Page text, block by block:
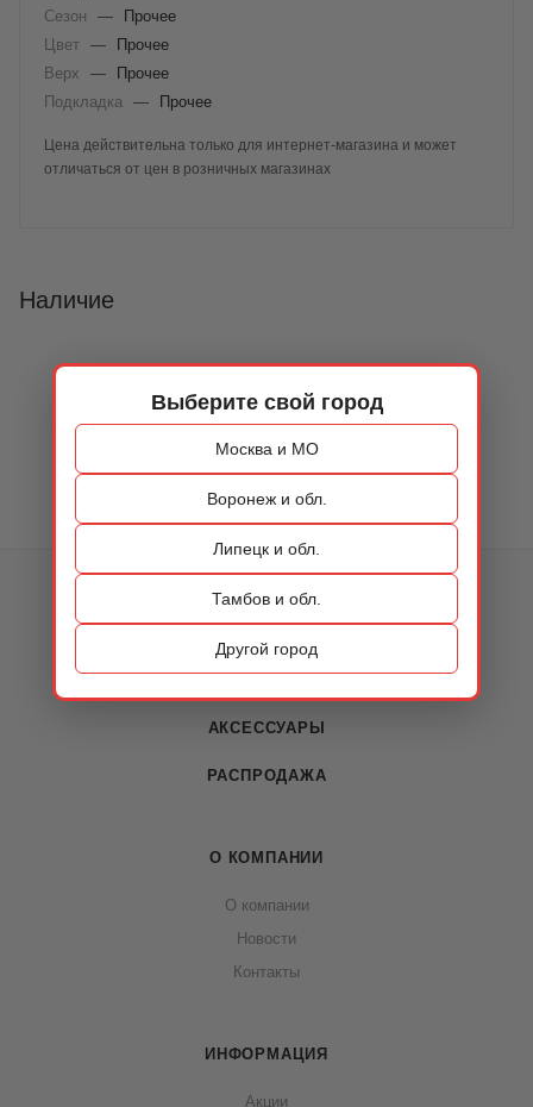
Выберите свой город
Москва и МО
Воронеж и обл.
Липецк и обл.
Тамбов и обл.
Другой город
Сезон
—
Прочее
Цвет —
Прочее
Верх
—
Прочее
Подкладка
— Прочее
Цена действительна только для интернет-магазина и может
отличаться от цен в розничных магазинах
Наличие
АКСЕССУАРЫ
РАСПРОДАЖА
О КОМПАНИИ
О компании
Новости
Контакты
ИНФОРМАЦИЯ
Акции